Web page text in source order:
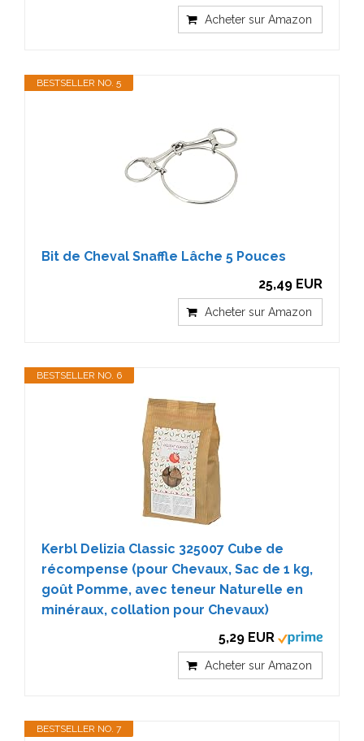
Acheter sur Amazon
BESTSELLER NO. 5
Bit de Cheval Snaffle Lâche 5 Pouces
25,49 EUR
Acheter sur Amazon
BESTSELLER NO. 6
Kerbl Delizia Classic 325007 Cube de
récompense (pour Chevaux, Sac de 1 kg,
goût Pomme, avec teneur Naturelle en
minéraux, collation pour Chevaux)
5,29 EUR
Acheter sur Amazon
BESTSELLER NO. 7